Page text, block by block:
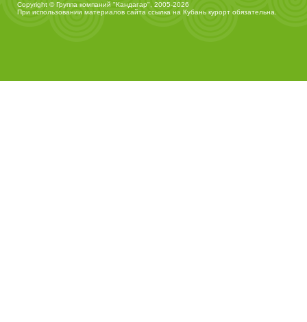
Copyright © Группа компаний "Кандагар", 2005-2026
При использовании материалов сайта ссылка на Кубань курорт обязательна.